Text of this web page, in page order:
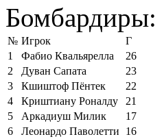
Бомбардиры:
№ Игрок
Г
1
Фабио Квальярелла
26
2
Дуван Сапата
23
3
Кшиштоф Пёнтек
22
4
Криштиану Роналду
21
5
Аркадиуш Милик
17
6
Леонардо Паволетти
16